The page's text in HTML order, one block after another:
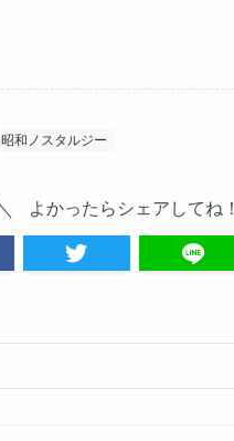
昭和ノスタルジー
よかったらシェアしてね！